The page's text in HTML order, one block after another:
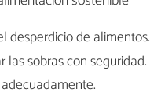
desperdicio de alimentos.
las sobras con seguridad.
adecuadamente.